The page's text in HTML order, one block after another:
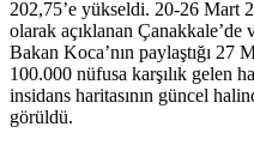
202,75’e yükseldi. 20-26 Mart
olarak açıklanan Çanakkale’de
Bakan Koca’nın paylaştığı 27
100.000 nüfusa karşılık gelen
insidans haritasının güncel
görüldü.